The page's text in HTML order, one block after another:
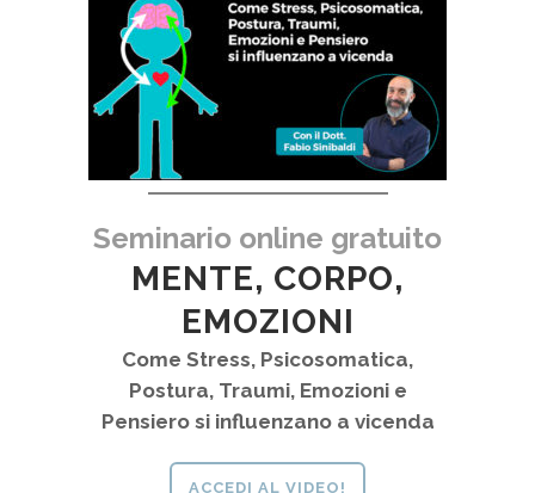
Seminario online gratuito
MENTE, CORPO,
EMOZIONI
Come Stress, Psicosomatica,
Postura, Traumi, Emozioni e
Pensiero si influenzano a vicenda
ACCEDI AL VIDEO!